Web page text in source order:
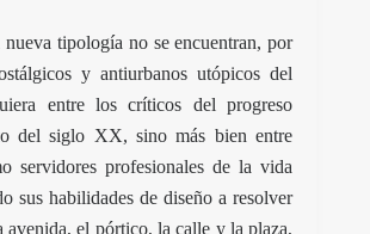
nueva tipología no se encuentran, por
y antiurbanos utópicos del
entre los críticos del progreso
del siglo XX, sino más bien entre
servidores profesionales de la vida
sus habilidades de diseño a resolver
avenida, el pórtico, la calle y la plaza,